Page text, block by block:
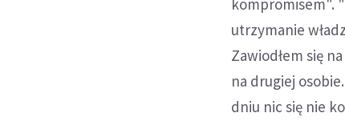
utrzymanie
Zawiodłem się
na drugiej
dniu nic się nie